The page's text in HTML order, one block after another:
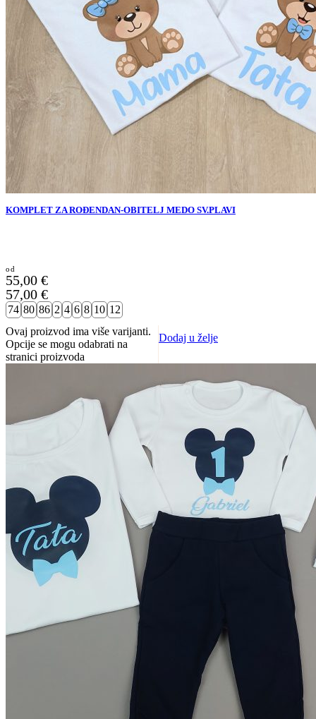
KOMPLET ZA ROĐENDAN-OBITELJ MEDO SV.PLAVI
55,00 €
57,00 €
74 80 86 2 4 6 8 10 12
Ovaj proizvod ima više varijanti.
Opcije se mogu odabrati na
stranici proizvoda
Dodaj u želje